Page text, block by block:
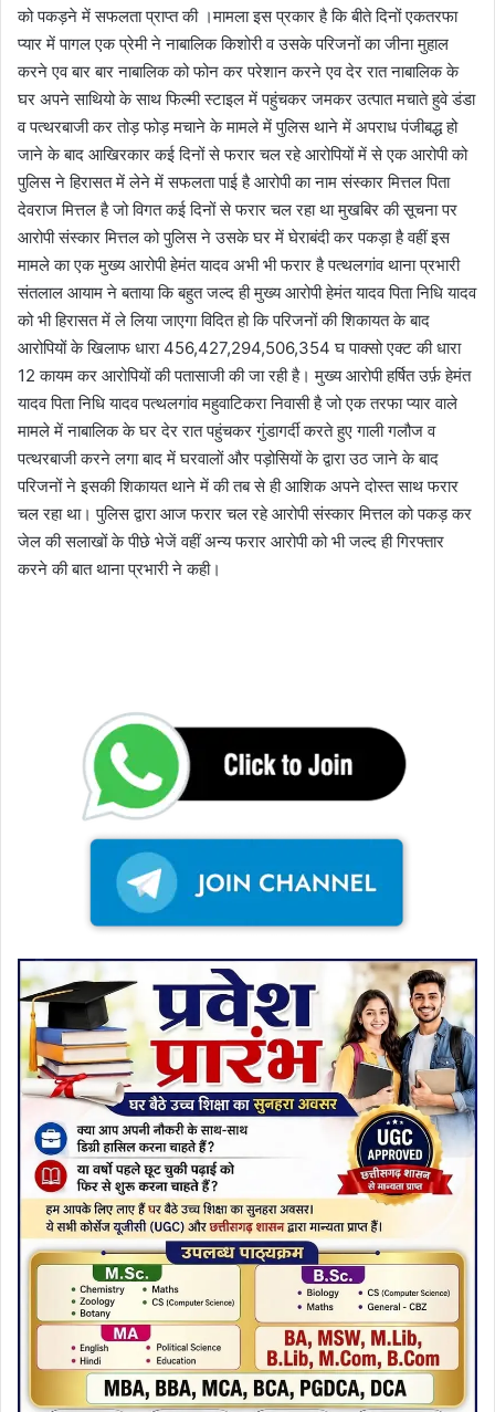
को पकड़ने में सफलता प्राप्त की ।मामला इस प्रकार है कि बीते दिनों एकतरफा
प्यार में पागल एक प्रेमी ने नाबालिक किशोरी व उसके परिजनों का जीना मुहाल
करने एव बार बार नाबालिक को फोन कर परेशान करने एव देर रात नाबालिक के
घर अपने साथियो के साथ फिल्मी स्टाइल में पहुंचकर जमकर उत्पात मचाते हुवे डंडा
व पत्थरबाजी कर तोड़ फोड़ मचाने के मामले में पुलिस थाने में अपराध पंजीबद्ध हो
जाने के बाद आखिरकार कई दिनों से फरार चल रहे आरोपियों में से एक आरोपी को
पुलिस ने हिरासत में लेने में सफलता पाई है आरोपी का नाम संस्कार मित्तल पिता
देवराज मित्तल है जो विगत कई दिनों से फरार चल रहा था मुखबिर की सूचना पर
आरोपी संस्कार मित्तल को पुलिस ने उसके घर में घेराबंदी कर पकड़ा है वहीं इस
मामले का एक मुख्य आरोपी हेमंत यादव अभी भी फरार है पत्थलगांव थाना प्रभारी
संतलाल आयाम ने बताया कि बहुत जल्द ही मुख्य आरोपी हेमंत यादव पिता निधि यादव
को भी हिरासत में ले लिया जाएगा विदित हो कि परिजनों की शिकायत के बाद
आरोपियों के खिलाफ धारा 456,427,294,506,354 घ पाक्सो एक्ट की धारा
12 कायम कर आरोपियों की पतासाजी की जा रही है। मुख्य आरोपी हर्षित उर्फ़ हेमंत
यादव पिता निधि यादव पत्थलगांव महुवाटिकरा निवासी है जो एक तरफा प्यार वाले
मामले में नाबालिक के घर देर रात पहुंचकर गुंडागर्दी करते हुए गाली गलौज व
पत्थरबाजी करने लगा बाद में घरवालों और पड़ोसियों के द्वारा उठ जाने के बाद
परिजनों ने इसकी शिकायत थाने में की तब से ही आशिक अपने दोस्त साथ फरार
चल रहा था। पुलिस द्वारा आज फरार चल रहे आरोपी संस्कार मित्तल को पकड़ कर
जेल की सलाखों के पीछे भेजें वहीं अन्य फरार आरोपी को भी जल्द ही गिरफ्तार
करने की बात थाना प्रभारी ने कही।